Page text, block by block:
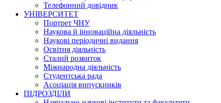
Телефонний довідник
УНІВЕРСИТЕТ
Портрет ЧНУ
Наукова й інноваційна діяльність
Наукові періодичні видання
Освітня діяльність
Сталий розвиток
Міжнародна діяльність
Студентська рада
Асоціація випускників
ПІДРОЗДІЛИ